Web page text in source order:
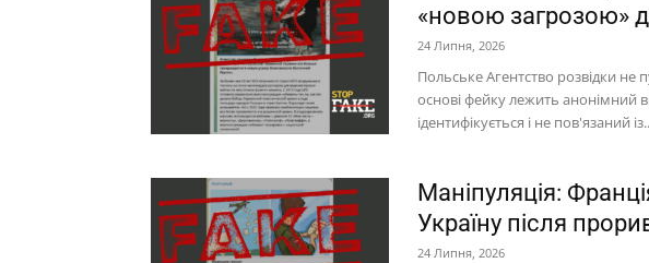
«новою загрозою»
24 Липня, 2026
Польське Агентство розвідки не
основі фейку лежить анонімний
ідентифікується і не пов'язаний
Маніпуляція:
Україну після
24 Липня, 2026